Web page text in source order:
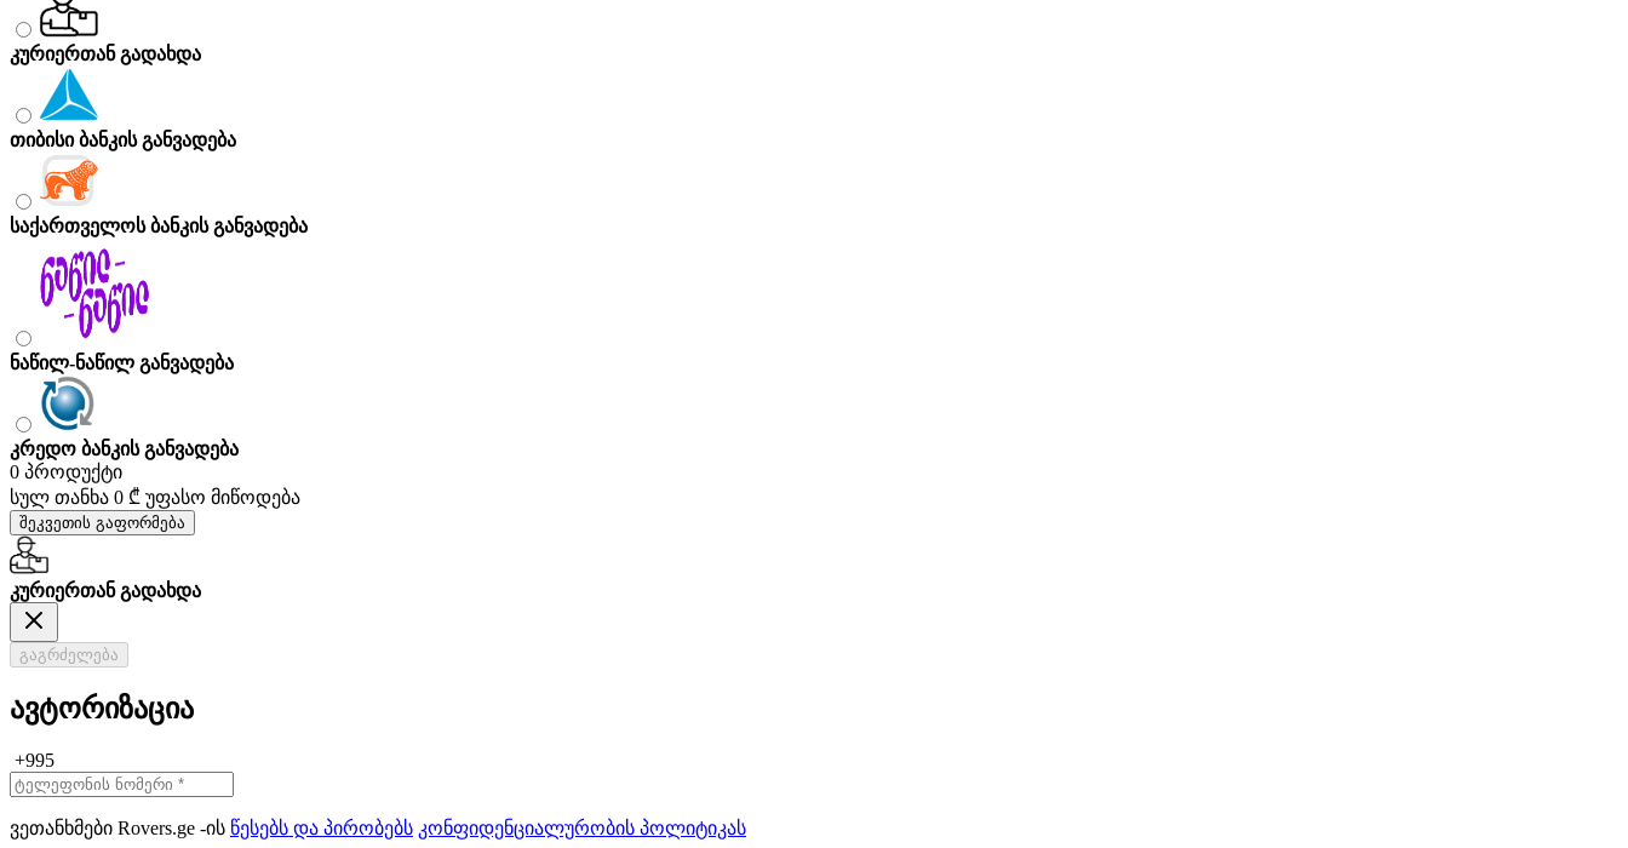
კურიერთან გადახდა
თიბისი ბანკის განვადება
საქართველოს ბანკის განვადება
ნაწილ-ნაწილ განვადება
კრედო ბანკის განვადება
0 პროდუქტი
სულ თანხა 0 ₾ უფასო მიწოდება
შეკვეთის გაფორმება
კურიერთან გადახდა
გაგრძელება
ავტორიზაცია
+995
ვეთანხმები Rovers.ge -ის წესებს და პირობებს კონფიდენციალურობის პოლიტიკას